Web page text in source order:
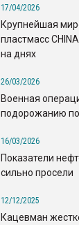
17/04/2026
Крупнейшая
пластмасс
на днях
26/03/2026
Военная
подорожанию
16/03/2026
Показатели
сильно просели
12/12/2025
Кацевман